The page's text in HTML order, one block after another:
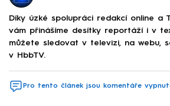
Díky úzké spolupráci redakcí online a
vám přinášíme desítky reportáží i v
můžete sledovat v televizi, na webu,
v HbbTV.
Pro tento článek jsou komentáře